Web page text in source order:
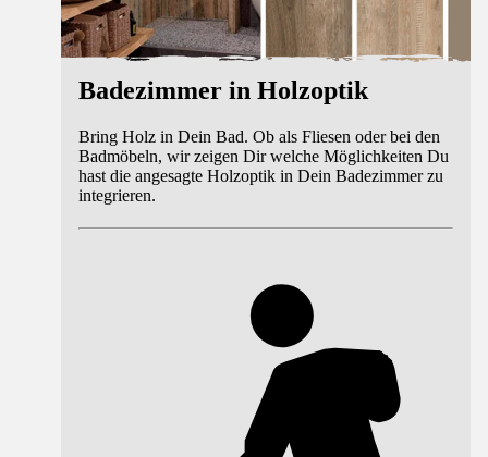
Badezimmer in Holzoptik
Bring Holz in Dein Bad. Ob als Fliesen oder bei den
Badmöbeln, wir zeigen Dir welche Möglichkeiten Du
hast die angesagte Holzoptik in Dein Badezimmer zu
integrieren.